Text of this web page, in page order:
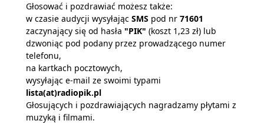
Głosować i pozdrawiać możesz także:
w czasie audycji wysyłając SMS pod nr 71601
zaczynający się od hasła "PIK" (koszt 1,23 zł) lub
dzwoniąc pod podany przez prowadzącego numer
telefonu,
na kartkach pocztowych,
wysyłając e-mail ze swoimi typami
lista(at)radiopik.pl
Głosujących i pozdrawiających nagradzamy płytami z
muzyką i filmami.